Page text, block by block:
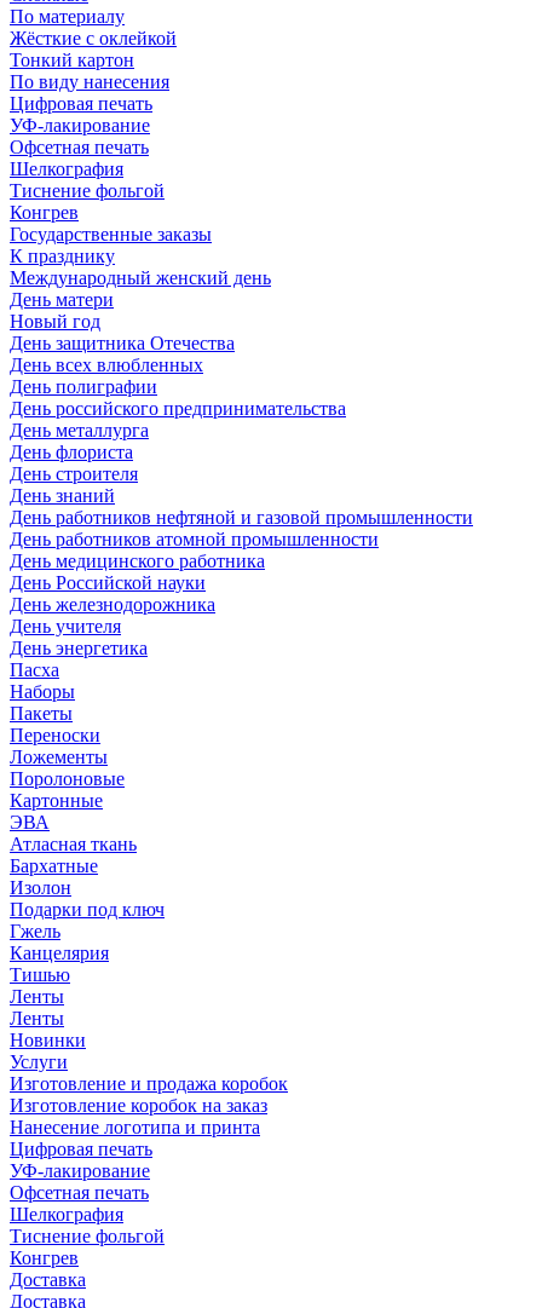
По материалу
Жёсткие с оклейкой
Тонкий картон
По виду нанесения
Цифровая печать
УФ-лакирование
Офсетная печать
Шелкография
Тиснение фольгой
Конгрев
Государственные заказы
К празднику
Международный женский день
День матери
Новый год
День защитника Отечества
День всех влюбленных
День полиграфии
День российского предпринимательства
День металлурга
День флориста
День строителя
День знаний
День работников нефтяной и газовой промышленности
День работников атомной промышленности
День медицинского работника
День Российской науки
День железнодорожника
День учителя
День энергетика
Пасха
Наборы
Пакеты
Переноски
Ложементы
Поролоновые
Картонные
ЭВА
Атласная ткань
Бархатные
Изолон
Подарки под ключ
Гжель
Канцелярия
Тишью
Ленты
Ленты
Новинки
Услуги
Изготовление и продажа коробок
Изготовление коробок на заказ
Нанесение логотипа и принта
Цифровая печать
УФ-лакирование
Офсетная печать
Шелкография
Тиснение фольгой
Конгрев
Доставка
Доставка